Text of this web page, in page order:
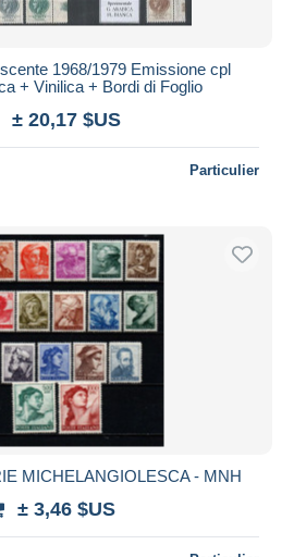
1968/1979 Emissione cpl
+ Vinilica + Bordi di Foglio
± 20,17 $US
Particulier
MICHELANGIOLESCA - MNH
± 3,46 $US